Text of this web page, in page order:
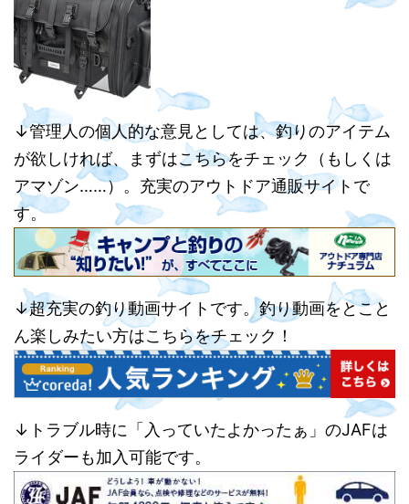
↓管理人の個人的な意見としては、釣りのアイテム
が欲しければ、まずはこちらをチェック（もしくは
アマゾン……）。充実のアウトドア通販サイトで
す。
↓超充実の釣り動画サイトです。釣り動画をとこと
ん楽しみたい方はこちらをチェック！
↓トラブル時に「入っていたよかったぁ」のJAFは
ライダーも加入可能です。